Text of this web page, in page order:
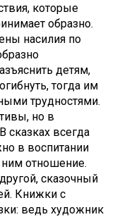
которые
образно.
насилия по
детям,
тогда им
трудностями.
но в
сказках всегда
в воспитании
отношение.
сказочный
Книжки с
ведь художник